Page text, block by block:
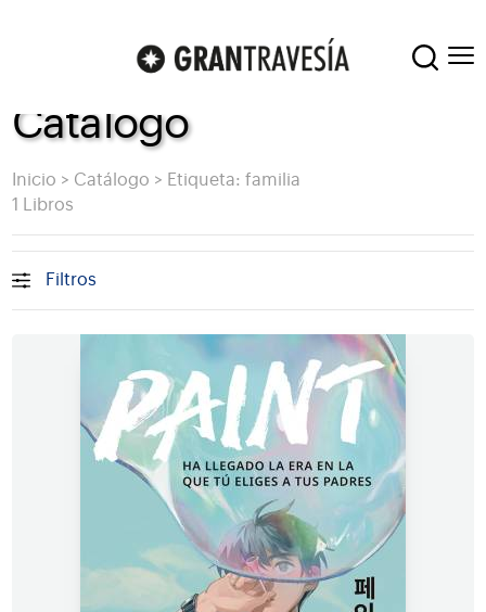
Catálogo
Inicio > Catálogo > Etiqueta: familia
1 Libros
Filtros